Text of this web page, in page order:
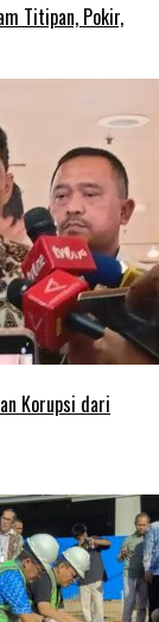
Titipan, Pokir,
Korupsi dari